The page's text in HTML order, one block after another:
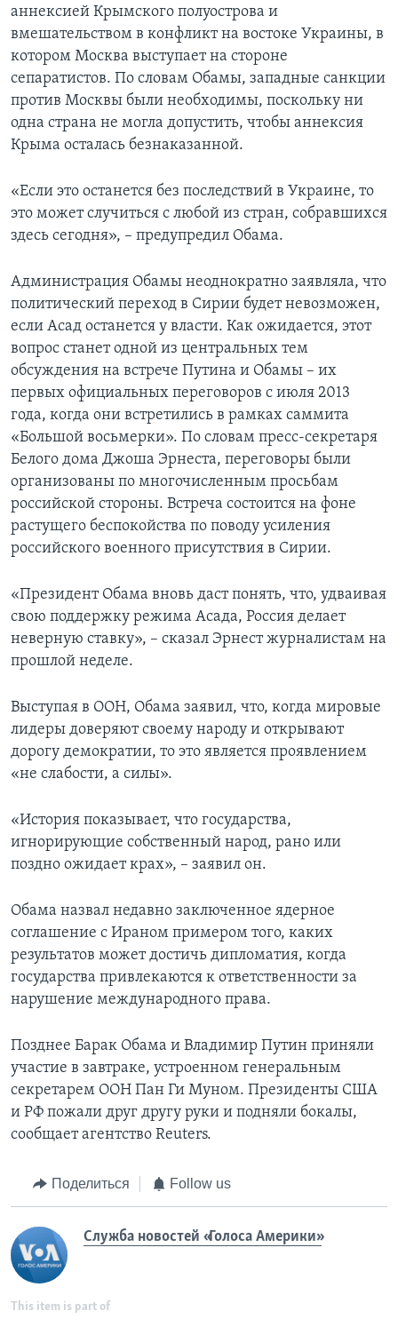
аннексией Крымского полуострова и
вмешательством в конфликт на востоке Украины, в
котором Москва выступает на стороне
сепаратистов. По словам Обамы, западные санкции
против Москвы были необходимы, поскольку ни
одна страна не могла допустить, чтобы аннексия
Крыма осталась безнаказанной.
«Если это останется без последствий в Украине, то
это может случиться с любой из стран, собравшихся
здесь сегодня», – предупредил Обама.
Администрация Обамы неоднократно заявляла, что
политический переход в Сирии будет невозможен,
если Асад останется у власти. Как ожидается, этот
вопрос станет одной из центральных тем
обсуждения на встрече Путина и Обамы – их
первых официальных переговоров с июля 2013
года, когда они встретились в рамках саммита
«Большой восьмерки». По словам пресс-секретаря
Белого дома Джоша Эрнеста, переговоры были
организованы по многочисленным просьбам
российской стороны. Встреча состоится на фоне
растущего беспокойства по поводу усиления
российского военного присутствия в Сирии.
«Президент Обама вновь даст понять, что, удваивая
свою поддержку режима Асада, Россия делает
неверную ставку», – сказал Эрнест журналистам на
прошлой неделе.
Выступая в ООН, Обама заявил, что, когда мировые
лидеры доверяют своему народу и открывают
дорогу демократии, то это является проявлением
«не слабости, а силы».
«История показывает, что государства,
игнорирующие собственный народ, рано или
поздно ожидает крах», – заявил он.
Обама назвал недавно заключенное ядерное
соглашение с Ираном примером того, каких
результатов может достичь дипломатия, когда
государства привлекаются к ответственности за
нарушение международного права.
Позднее Барак Обама и Владимир Путин приняли
участие в завтраке, устроенном генеральным
секретарем ООН Пан Ги Муном. Президенты США
и РФ пожали друг другу руки и подняли бокалы,
сообщает агентство Reuters.
Поделиться Follow us
Служба новостей «Голоса Америки»
This item is part of